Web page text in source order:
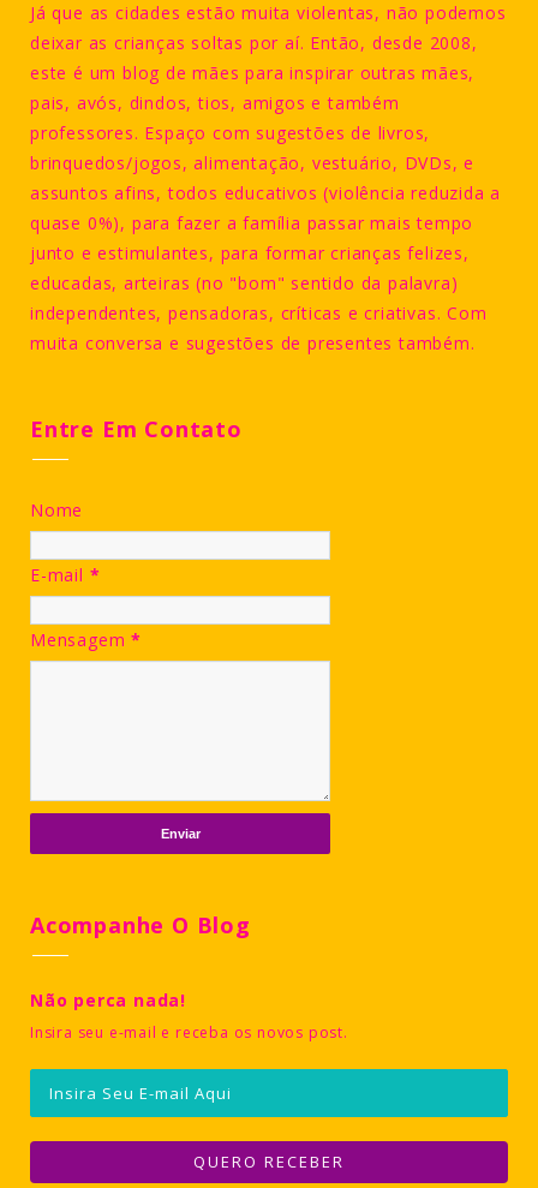
Já que as cidades estão muita violentas, não podemos
deixar as crianças soltas por aí. Então, desde 2008,
este é um blog de mães para inspirar outras mães,
pais, avós, dindos, tios, amigos e também
professores. Espaço com sugestões de livros,
brinquedos/jogos, alimentação, vestuário, DVDs, e
assuntos afins, todos educativos (violência reduzida a
quase 0%), para fazer a família passar mais tempo
junto e estimulantes, para formar crianças felizes,
educadas, arteiras (no "bom" sentido da palavra)
independentes, pensadoras, críticas e criativas. Com
muita conversa e sugestões de presentes também.
Entre Em Contato
Nome
E-mail *
Mensagem*
Acompanhe O Blog
Não perca nada!
Insira seu e-mail e receba os novos post.